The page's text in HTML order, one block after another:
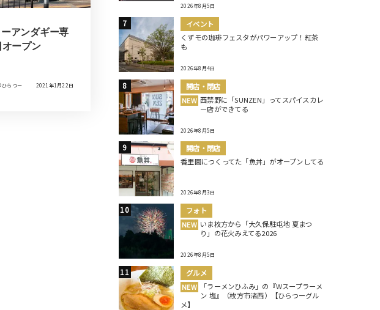
アンダギー専
オープン
ひらつー 2021年1月22日
2026年8月5日
イベント
くずモの珈琲フェスタがパワーアップ！紅茶
も
2026年8月4日
開店・閉店
NEW 西禁野に「SUNZEN」ってスパイスカレ
ー店ができてる
2026年8月5日
開店・閉店
香里園につくってた「魚丼」がオープンしてる
2026年8月3日
フォト
NEW いま枚方から「大久保駐屯地 夏まつ
り」の花火みえてる2026
2026年8月5日
グルメ
NEW
「ラーメンひふみ」の『Wスープラーメ
ン 塩』（枚方市渚西）【ひらつーグル
メ】